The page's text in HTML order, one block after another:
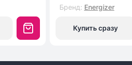
Бренд: Energizer
Купить сразу